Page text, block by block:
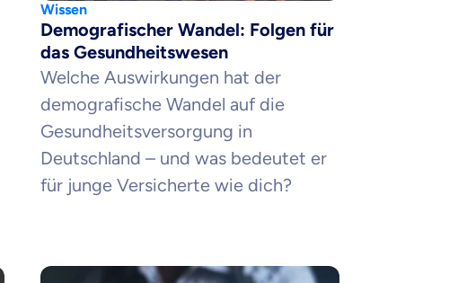
Wissen
Demografischer Wandel: Folgen für
das Gesundheitswesen
Welche Auswirkungen hat der
demografische Wandel auf die
Gesundheitsversorgung in
Deutschland – und was bedeutet er
für junge Versicherte wie dich?